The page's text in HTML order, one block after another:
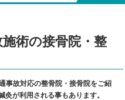
術の接骨院・整
事故対応の整骨院・接骨院をご紹
が利用される事もあります。